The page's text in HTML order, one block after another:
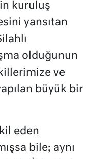
kuruluş
yansıtan
olduğunun
ve
büyük bir
eden
bile; aynı